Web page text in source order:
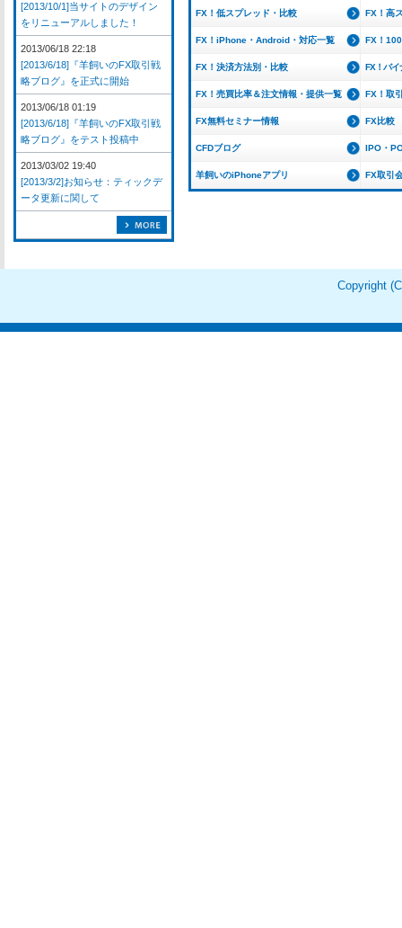
FX！低スプレッド・比較 FX！高
FX！iPhone・Android・対応一覧 FX！
FX！決済方法別・比較 FX！バイ
FX！売買比率＆注文情報・提供一覧 FX！取
FX無料セミナー情報 FX比較
CFDブログ IPO・
羊飼いのiPhoneアプリ FX取引
[2013/10/1]当サイトのデザイン
をリニューアルしました！
2013/06/18 22:18
[2013/6/18]『羊飼いのFX取引戦
略ブログ』を正式に開始
2013/06/18 01:19
[2013/6/18]『羊飼いのFX取引戦
略ブログ』をテスト投稿中
2013/03/02 19:40
[2013/3/2]お知らせ：ティックデ
ータ更新に関して
Copyright